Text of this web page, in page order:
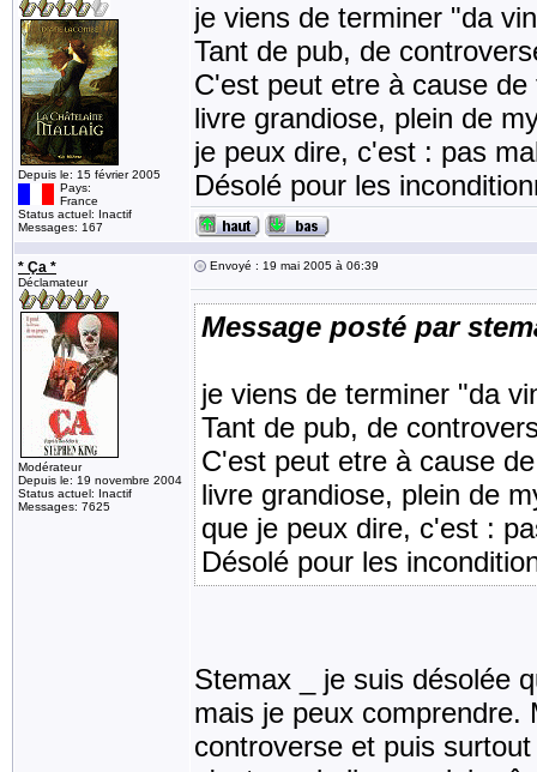
Depuis le: 15 février 2005
Pays:
France
Status actuel: Inactif
Messages: 167
je viens de terminer "da
Tant de pub, de
C'est peut etre à cause
livre grandiose, plein de
je peux dire, c'est : pas
Désolé pour les
* Ça *
Déclamateur
Modérateur
Depuis le: 19 novembre 2004
Status actuel: Inactif
Messages: 7625
Envoyé : 19 mai 2005 à 06:39
Message posté par
je viens de terminer "da
Tant de pub, de
C'est peut etre à cause
livre grandiose, plein de
que je peux dire, c'est :
Désolé pour les
Stemax _ je suis désolée
mais je peux comprendre.
controverse et puis